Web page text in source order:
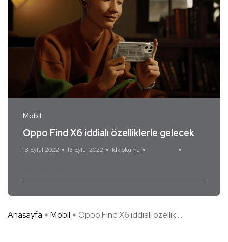
Mobil
Oppo Find X6 iddialı özelliklerle gelecek
13 Eylül 2022 13 Eylül 2022 1dk okuma
Anasayfa Mobil Oppo Find X6 iddialı özellik ...